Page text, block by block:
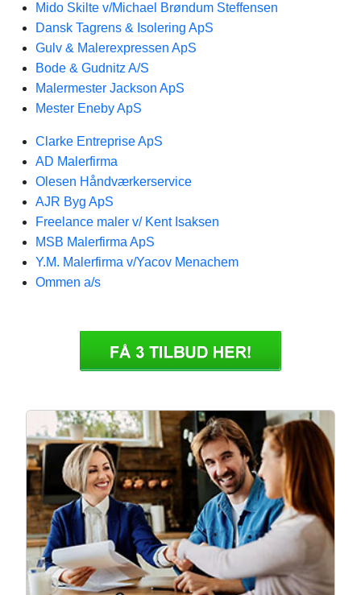
Mido Skilte v/Michael Brøndum Steffensen
Dansk Tagrens & Isolering ApS
Gulv & Malerexpressen ApS
Bode & Gudnitz A/S
Malermester Jackson ApS
Mester Eneby ApS
Clarke Entreprise ApS
AD Malerfirma
Olesen Håndværkerservice
AJR Byg ApS
Freelance maler v/ Kent Isaksen
MSB Malerfirma ApS
Y.M. Malerfirma v/Yacov Menachem
Ommen a/s